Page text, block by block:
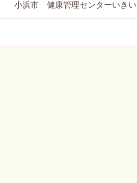
小浜市 健康管理センターいき